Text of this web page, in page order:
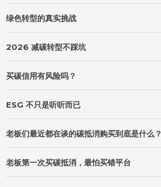
绿色转型的真实挑战
2026 减碳转型不踩坑
买碳信用有风险吗？
ESG 不只是听听而已
老板们最近都在谈的碳抵消购买到底是什么？
老板第一次买碳抵消，最怕买错平台